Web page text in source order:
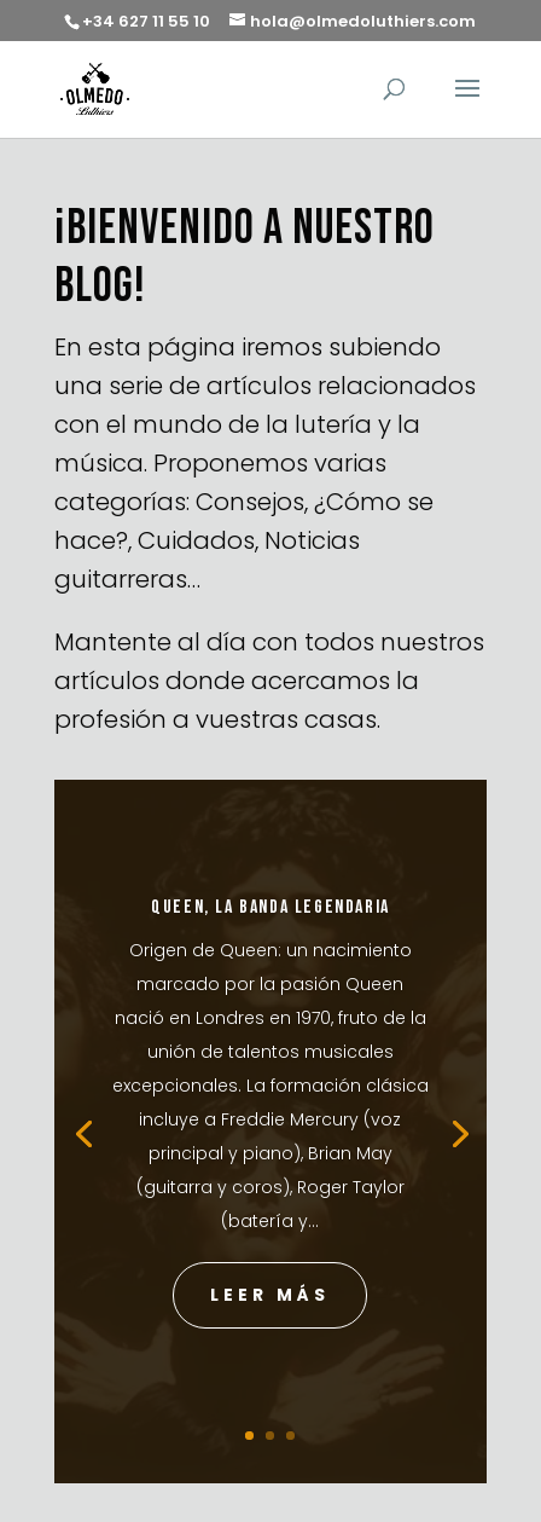
+34 627 11 55 10 hola@olmedoluthiers.com
¡Bienvenido a nuestro
Blog!
En esta página iremos subiendo
una serie de artículos relacionados
con el mundo de la lutería y la
música. Proponemos varias
categorías: Consejos, ¿Cómo se
hace?, Cuidados, Noticias
guitarreras…
Mantente al día con todos nuestros
artículos donde acercamos la
profesión a vuestras casas.
QUEEN, LA BANDA LEGENDARIA
Origen de Queen: un nacimiento
marcado por la pasión Queen
nació en Londres en 1970, fruto de la
unión de talentos musicales
excepcionales. La formación clásica
incluye a Freddie Mercury (voz
principal y piano), Brian May
(guitarra y coros), Roger Taylor
(batería y...
LEER MÁS